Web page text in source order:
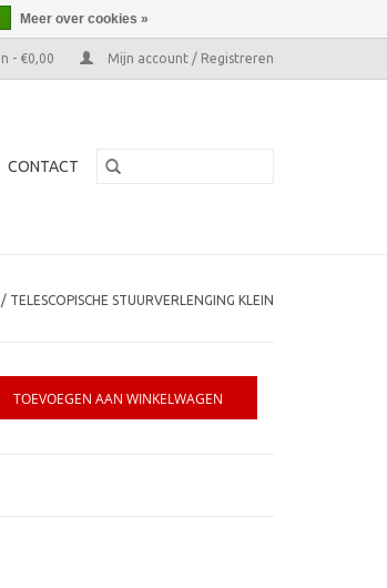
- €0,00 Mijn account / Registreren
CONTACT
/ TELESCOPISCHE STUURVERLENGING KLEIN
TOEVOEGEN AAN WINKELWAGEN
Meer over cookies »